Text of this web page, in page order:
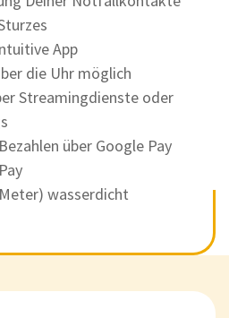
App
die Uhr möglich
Streamingdienste oder
über Google Pay
wasserdicht